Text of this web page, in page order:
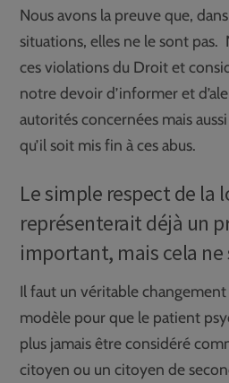
Nous avons la preuve que,
situations, elles ne le sont
ces violations du Droit et
notre devoir d’informer et
autorités concernées mais
qu’il soit mis fin à ces abus.
Le simple respect de la
représenterait déjà un
important, mais cela ne
Il faut un véritable
modèle pour que le patient
plus jamais être considéré
citoyen ou un citoyen de